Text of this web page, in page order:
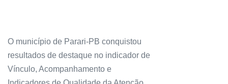
O município de Parari-PB conquistou
resultados de destaque no indicador de
Vínculo, Acompanhamento e